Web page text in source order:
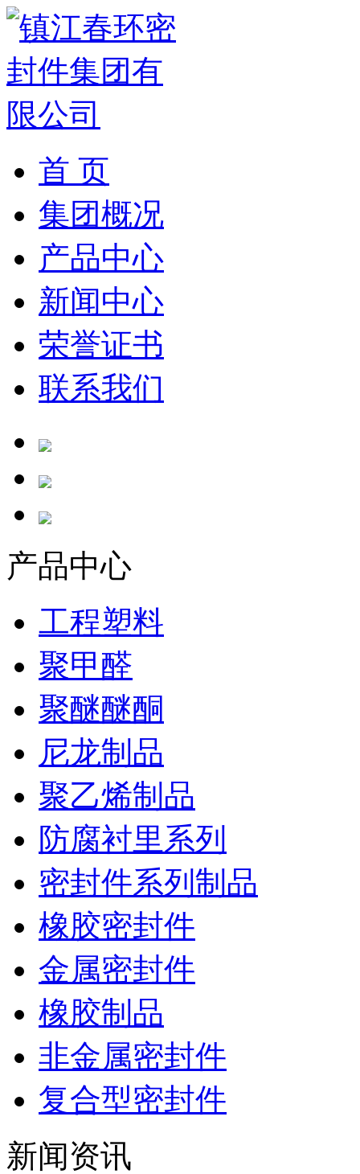
首 页
集团概况
产品中心
新闻中心
荣誉证书
联系我们
产品中心
工程塑料
聚甲醛
聚醚醚酮
尼龙制品
聚乙烯制品
防腐衬里系列
密封件系列制品
橡胶密封件
金属密封件
橡胶制品
非金属密封件
复合型密封件
新闻资讯